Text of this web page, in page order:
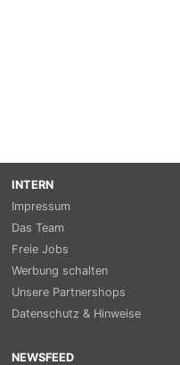
INTERN
Impressum
Das Team
Freie Jobs
Werbung schalten
Unsere Partnershops
Datenschutz & Hinweise
NEWSFEED